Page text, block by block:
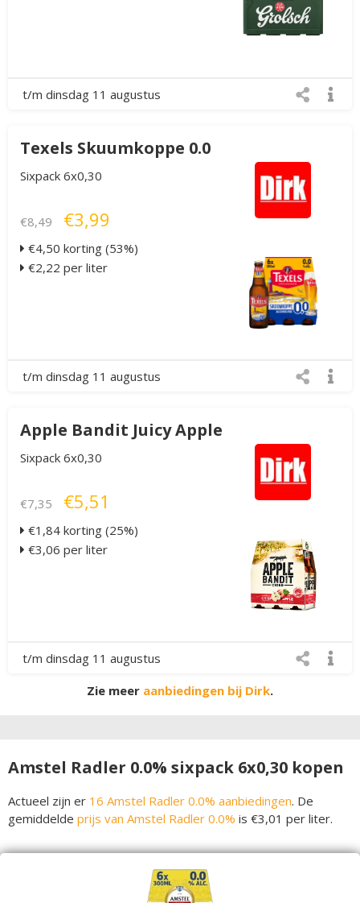
t/m dinsdag 11 augustus
Texels Skuumkoppe 0.0
Sixpack 6x0,30
€8,49 €3,99
€4,50 korting (53%)
€2,22 per liter
t/m dinsdag 11 augustus
Apple Bandit Juicy Apple
Sixpack 6x0,30
€7,35 €5,51
€1,84 korting (25%)
€3,06 per liter
t/m dinsdag 11 augustus
Zie meer aanbiedingen bij Dirk.
Amstel Radler 0.0% sixpack 6x0,30 kopen
Actueel zijn er 16 Amstel Radler 0.0% aanbiedingen. De
gemiddelde prijs van Amstel Radler 0.0% is €3,01 per liter.